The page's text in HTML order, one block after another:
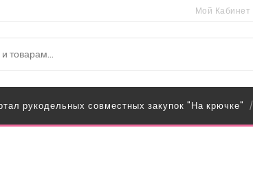
Мой Кабинет
рукодельных совместных закупок "На крючке" /